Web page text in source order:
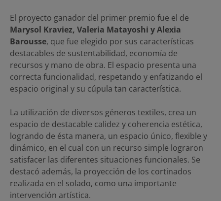
El proyecto ganador del primer premio fue el de
Marysol Kraviez, Valeria Matayoshi y Alexia
Barousse, que fue elegido por sus características
destacables de sustentabilidad, economía de
recursos y mano de obra. El espacio presenta una
correcta funcionalidad, respetando y enfatizando el
espacio original y su cúpula tan característica.
La utilización de diversos géneros textiles, crea un
espacio de destacable calidez y coherencia estética,
logrando de ésta manera, un espacio único, flexible y
dinámico, en el cual con un recurso simple lograron
satisfacer las diferentes situaciones funcionales. Se
destacó además, la proyección de los cortinados
realizada en el solado, como una importante
intervención artística.